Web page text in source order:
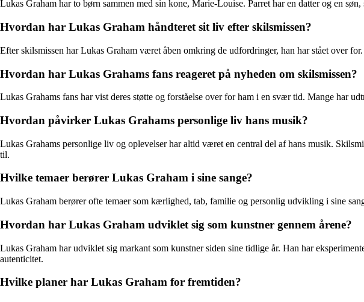
Lukas Graham har to børn sammen med sin kone, Marie-Louise. Parret har en datter og en
Hvordan har Lukas Graham håndteret sit liv efter skilsmissen?
Efter skilsmissen har Lukas Graham været åben omkring de udfordringer, han har stået over
Hvordan har Lukas Grahams fans reageret på nyheden om skilsmissen?
Lukas Grahams fans har vist deres støtte og forståelse over for ham i en svær tid. Mange har
Hvordan påvirker Lukas Grahams personlige liv hans musik?
Lukas Grahams personlige liv og oplevelser har altid været en central del af hans musik.
til.
Hvilke temaer berører Lukas Graham i sine sange?
Lukas Graham berører ofte temaer som kærlighed, tab, familie og personlig udvikling i sine
Hvordan har Lukas Graham udviklet sig som kunstner gennem årene?
Lukas Graham har udviklet sig markant som kunstner siden sine tidlige år. Han har
autenticitet.
Hvilke planer har Lukas Graham for fremtiden?